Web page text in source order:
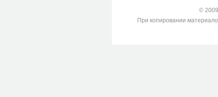
©
При копировании